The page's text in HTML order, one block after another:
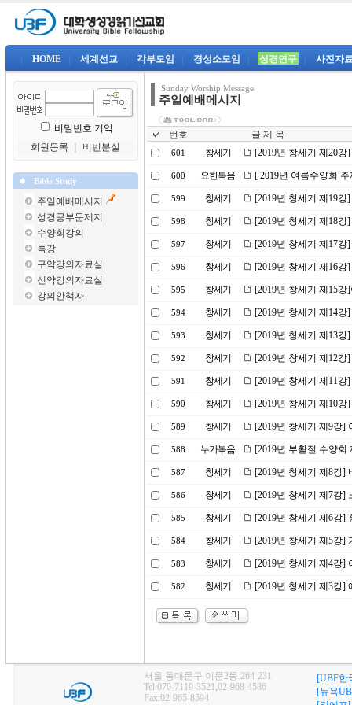
HOME 세계선교 각부모임 경성소모임 성경연구 사진자
비밀번호 기억
회원등록
비번분실
Bible Study
주일예배메시지
성경공부문제지
수양회강의
특강
구약강의자료실
신약강의자료실
강의안책자
Sunday Worship Message
주일예배메시지
번호 글 제 목
601 창세기 [2019년 창세기 제20
600 요한복음 [ 2019년 여름수양회
599 창세기 [2019년 창세기 제19강
598 창세기 [2019년 창세기 제18
597 창세기 [2019년 창세기 제17
596 창세기 [2019년 창세기 제16강
595 창세기 [2019년 창세기 제15
594 창세기 [2019년 창세기 제14
593 창세기 [2019년 창세기 제13
592 창세기 [2019년 창세기 제12
591 창세기 [2019년 창세기 제11
590 창세기 [2019년 창세기 제10
589 창세기 [2019년 창세기 제9강]
588 누가복음 [2019년 부활절 수양
587 창세기 [2019년 창세기 제8강]
586 창세기 [2019년 창세기 제7강]
585 창세기 [2019년 창세기 제6강]
584 창세기 [2019년 창세기 제5강]
583 창세기 [2019년 창세기 제4강]
582 창세기 [2019년 창세기 제3강]
서울 동대문구 이문2동 264-231
Tel:070-7119-3521,02-968-4586
Fax:02-965-8594
[UBF한
[뉴욕